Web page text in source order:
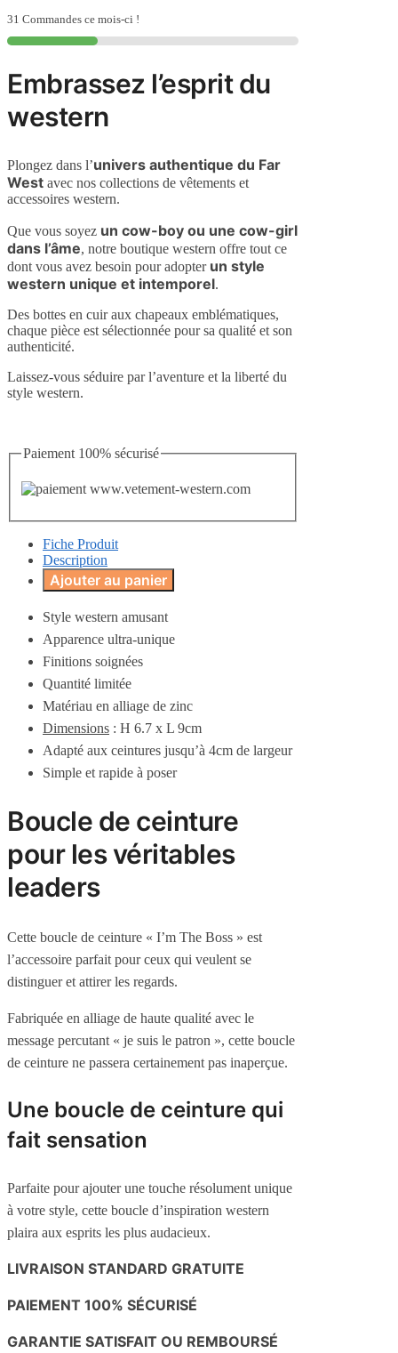
Ceinture
I'm
The
31 Commandes ce mois-ci !
Embrassez l’esprit du
western
Plongez dans l’univers authentique du Far
West avec nos collections de vêtements et
accessoires western.
Que vous soyez un cow-boy ou une cow-girl
dans l’âme, notre boutique western offre tout ce
dont vous avez besoin pour adopter un style
western unique et intemporel.
Des bottes en cuir aux chapeaux emblématiques,
chaque pièce est sélectionnée pour sa qualité et son
authenticité.
Laissez-vous séduire par l’aventure et la liberté du
style western.
Paiement 100% sécurisé
Fiche Produit
Description
Ajouter au panier
Style western amusant
Apparence ultra-unique
Finitions soignées
Quantité limitée
Matériau en alliage de zinc
Dimensions : H 6.7 x L 9cm
Adapté aux ceintures jusqu’à 4cm de largeur
Simple et rapide à poser
Boucle de ceinture
pour les véritables
leaders
Cette boucle de ceinture « I’m The Boss » est
l’accessoire parfait pour ceux qui veulent se
distinguer et attirer les regards.
Fabriquée en alliage de haute qualité avec le
message percutant « je suis le patron », cette boucle
de ceinture ne passera certainement pas inaperçue.
Une boucle de ceinture qui
fait sensation
Parfaite pour ajouter une touche résolument unique
à votre style, cette boucle d’inspiration western
plaira aux esprits les plus audacieux.
LIVRAISON STANDARD GRATUITE
PAIEMENT 100% SÉCURISÉ
GARANTIE SATISFAIT OU REMBOURSÉ